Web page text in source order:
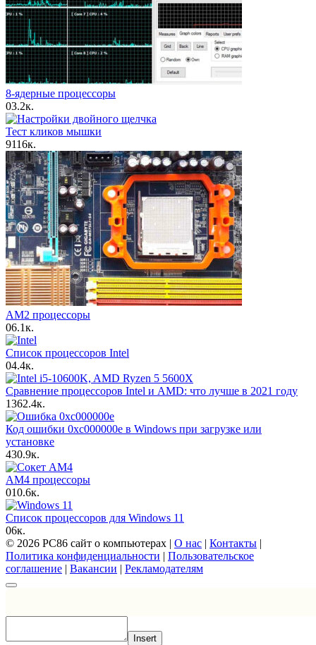
8-ядерные процессоры
03.2к.
Тест кликов мышки
9116к.
AM2 процессоры
06.1к.
Список процессоров Intel
04.4к.
Сравнение процессоров Intel и AMD: что лучше в 2021 году
1362.4к.
Код ошибки 0xc000000e в Windows при загрузке или
установке
430.9к.
AM4 процессоры
010.6к.
Список процессоров для Windows 11
06к.
© 2026 PC86 сайт о компьютерах | О нас | Контакты |
Политика конфиденциальности | Пользовательское
соглашение | Вакансии | Рекламодателям
Insert